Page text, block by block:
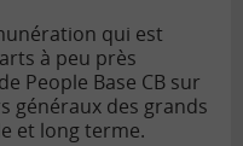
qui est
à peu près
People Base CB sur
généraux des grands
et long terme.